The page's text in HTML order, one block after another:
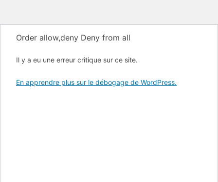
Order allow,deny Deny from all
Il y a eu une erreur critique sur ce site.
En apprendre plus sur le débogage de WordPress.